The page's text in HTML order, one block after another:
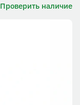
Проверить наличие